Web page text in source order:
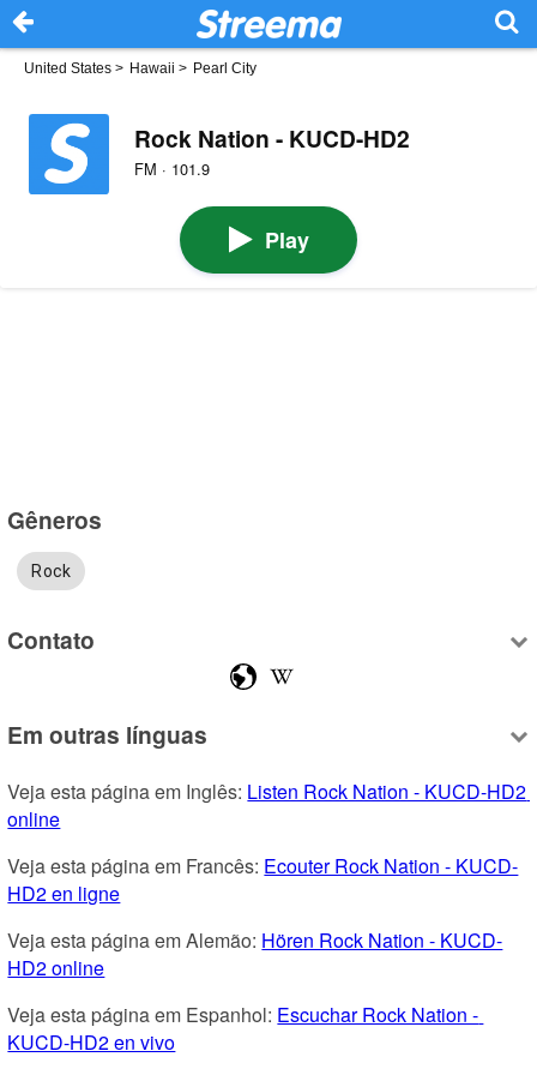
United States > Hawaii > Pearl City
Rock Nation - KUCD-HD2
FM · 101.9
Play
Gêneros
Rock
Contato
Em outras línguas
Veja esta página em Inglês: Listen Rock Nation - KUCD-HD2
online
Veja esta página em Francês: Ecouter Rock Nation - KUCD-
HD2 en ligne
Veja esta página em Alemão: Hören Rock Nation - KUCD-
HD2 online
Veja esta página em Espanhol: Escuchar Rock Nation -
KUCD-HD2 en vivo